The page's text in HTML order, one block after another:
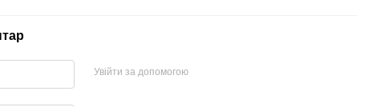
Увійти за допомогою